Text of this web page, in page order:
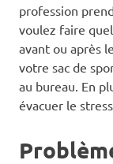
profession
voulez faire
avant ou après
votre sac de
au bureau. En
évacuer le